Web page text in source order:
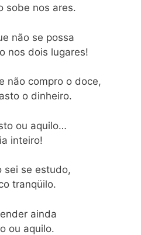
sobe nos ares.
não se possa
nos dois lugares!
não compro o doce,
o dinheiro.
ou aquilo…
inteiro!
sei se estudo,
tranqüilo.
ainda
ou aquilo.